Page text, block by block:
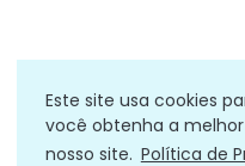
Este site usa cookies
você obtenha a
nosso site. Política de